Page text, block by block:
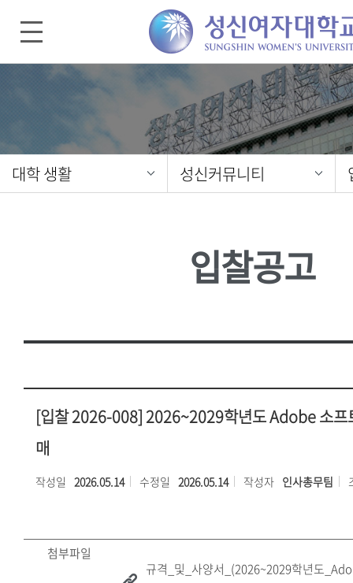
대학 생활 성신커뮤니티
입찰공고
[입찰 2026-008] 2026~2029학년도 Adobe 소프
매
작성일 2026.05.14 수정일 2026.05.14 작성자 인사총무팀
첨부파일
규격_및_사양서_(2026~2029학년도